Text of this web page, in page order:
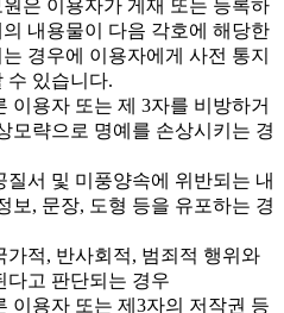
은 이용자가 게재 또는 등록하
내용물이 다음 각호에 해당한
경우에 이용자에게 사전 통지
수 있습니다.
이용자 또는 제 3자를 비방하거
모략으로 명예를 손상시키는 경
질서 및 미풍양속에 위반되는 내
보, 문장, 도형 등을 유포하는 경
가적, 반사회적, 범죄적 행위와
다고 판단되는 경우
이용자 또는 제3자의 저작권 등